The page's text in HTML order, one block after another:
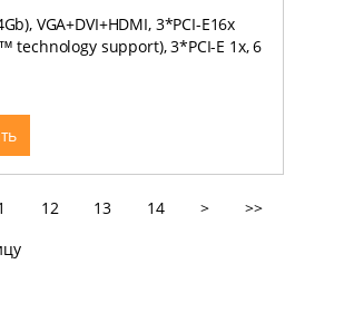
VGA+DVI+HDMI, 3*PCI-E16x
technology support), 3*PCI-Е 1х, 6
Atheros Killer E2400, 8-ch
Sound Blaster X-Fi MB3
12 13 14 >
>>